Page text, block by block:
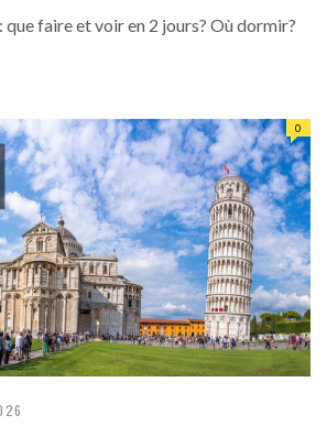
faire et voir en 2 jours? Où dormir?
0